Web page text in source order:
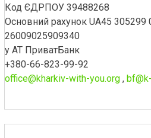
Код ЄДРПОУ 39488268
Основний рахунок UA45 305299
26009025909340
у АТ ПриватБанк
+380-66-823-99-92
office@kharkiv-with-you.org,